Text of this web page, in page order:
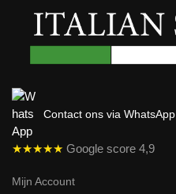
Contact ons via WhatsApp
★★★★★ Google score 4,9
Mijn Account